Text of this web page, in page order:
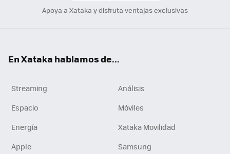
Apoya a Xataka y disfruta ventajas exclusivas
En Xataka hablamos de...
Streaming
Análisis
Espacio
Móviles
Energía
Xataka Movilidad
Apple
Samsung